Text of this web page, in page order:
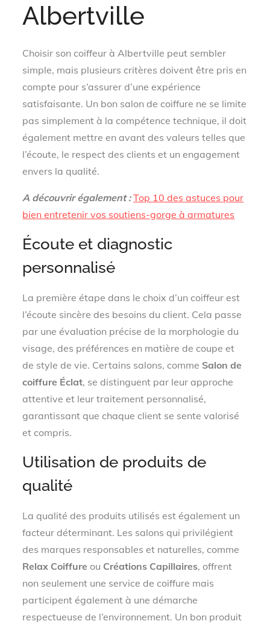
Albertville
Choisir son coiffeur à Albertville peut sembler
simple, mais plusieurs critères doivent être pris en
compte pour s’assurer d’une expérience
satisfaisante. Un bon salon de coiffure ne se limite
pas simplement à la compétence technique, il doit
également mettre en avant des valeurs telles que
l’écoute, le respect des clients et un engagement
envers la qualité.
A découvrir également : Top 10 des astuces pour
bien entretenir vos soutiens-gorge à armatures
Écoute et diagnostic
personnalisé
La première étape dans le choix d’un coiffeur est
l’écoute sincère des besoins du client. Cela passe
par une évaluation précise de la morphologie du
visage, des préférences en matière de coupe et
de style de vie. Certains salons, comme Salon de
coiffure Éclat, se distinguent par leur approche
attentive et leur traitement personnalisé,
garantissant que chaque client se sente valorisé
et compris.
Utilisation de produits de
qualité
La qualité des produits utilisés est également un
facteur déterminant. Les salons qui privilégient
des marques responsables et naturelles, comme
Relax Coiffure ou Créations Capillaires, offrent
non seulement une service de coiffure mais
participent également à une démarche
respectueuse de l’environnement. Un bon produit